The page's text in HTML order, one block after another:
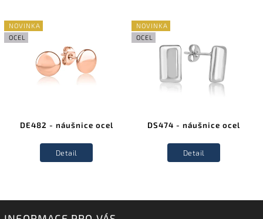
NOVINKA
OCEL
DE482 - náušnice ocel
Detail
NOVINKA
OCEL
DS474 - náušnice ocel
Detail